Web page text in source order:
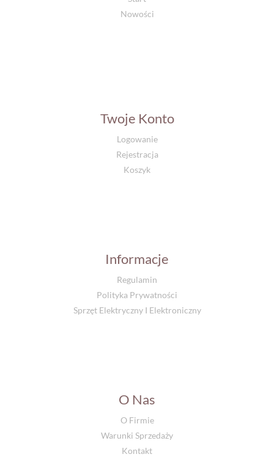
Nowości
Twoje Konto
Logowanie
Rejestracja
Koszyk
Informacje
Regulamin
Polityka Prywatności
Sprzęt Elektryczny I Elektroniczny
O Nas
O Firmie
Warunki Sprzedaży
Kontakt